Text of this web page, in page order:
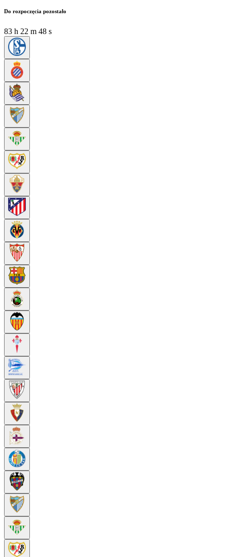
Do rozpoczęcia pozostało
83 h 22 m 47 s